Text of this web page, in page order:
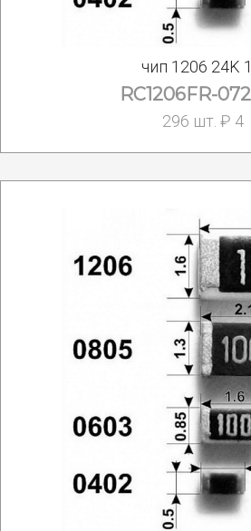
чип 1206 24K
RC1206FR-
296 шт. ₽ 4